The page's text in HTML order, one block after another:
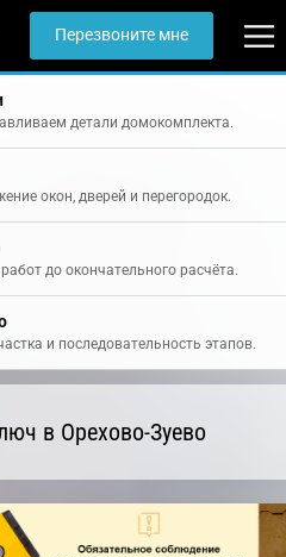
Перезвоните мне
детали домокомплекта.
окон, дверей и перегородок.
до окончательного расчёта.
и последовательность этапов.
в Орехово-Зуево